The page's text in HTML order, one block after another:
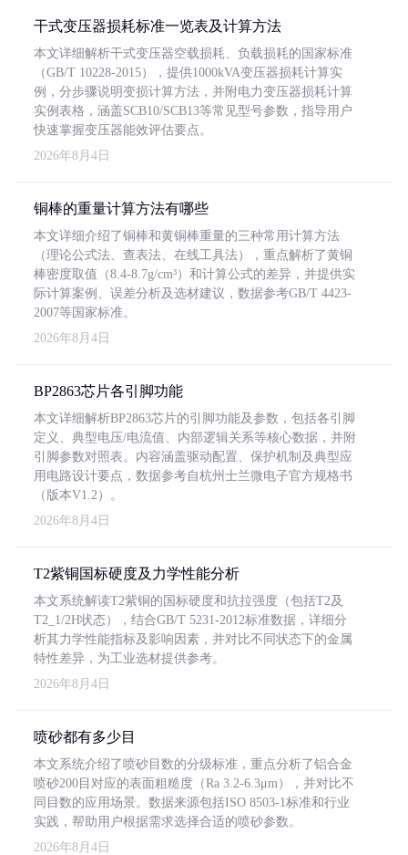
干式变压器损耗标准一览表及计算方法
本文详细解析干式变压器空载损耗、负载损耗的国家标准
（GB/T 10228-2015），提供1000kVA变压器损耗计算实
例，分步骤说明变损计算方法，并附电力变压器损耗计算
实例表格，涵盖SCB10/SCB13等常见型号参数，指导用户
快速掌握变压器能效评估要点。
2026年8月4日
铜棒的重量计算方法有哪些
本文详细介绍了铜棒和黄铜棒重量的三种常用计算方法
（理论公式法、查表法、在线工具法），重点解析了黄铜
棒密度取值（8.4-8.7g/cm³）和计算公式的差异，并提供实
际计算案例、误差分析及选材建议，数据参考GB/T 4423-
2007等国家标准。
2026年8月4日
BP2863芯片各引脚功能
本文详细解析BP2863芯片的引脚功能及参数，包括各引脚
定义、典型电压/电流值、内部逻辑关系等核心数据，并附
引脚参数对照表。内容涵盖驱动配置、保护机制及典型应
用电路设计要点，数据参考自杭州士兰微电子官方规格书
（版本V1.2）。
2026年8月4日
T2紫铜国标硬度及力学性能分析
本文系统解读T2紫铜的国标硬度和抗拉强度（包括T2及
T2_1/2H状态），结合GB/T 5231-2012标准数据，详细分
析其力学性能指标及影响因素，并对比不同状态下的金属
特性差异，为工业选材提供参考。
2026年8月4日
喷砂都有多少目
本文系统介绍了喷砂目数的分级标准，重点分析了铝合金
喷砂200目对应的表面粗糙度（Ra 3.2-6.3μm），并对比不
同目数的应用场景。数据来源包括ISO 8503-1标准和行业
实践，帮助用户根据需求选择合适的喷砂参数。
2026年8月4日